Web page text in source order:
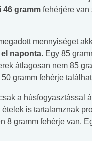
gramm fehérjére van
mennyiséget
naponta. Egy 85
átlagosan nem 85
gramm fehérje
a húsfogyasztással
is tartalamznak
8 gramm fehérje van.